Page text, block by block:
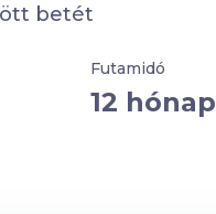
betét
Futamidó
12 hónap